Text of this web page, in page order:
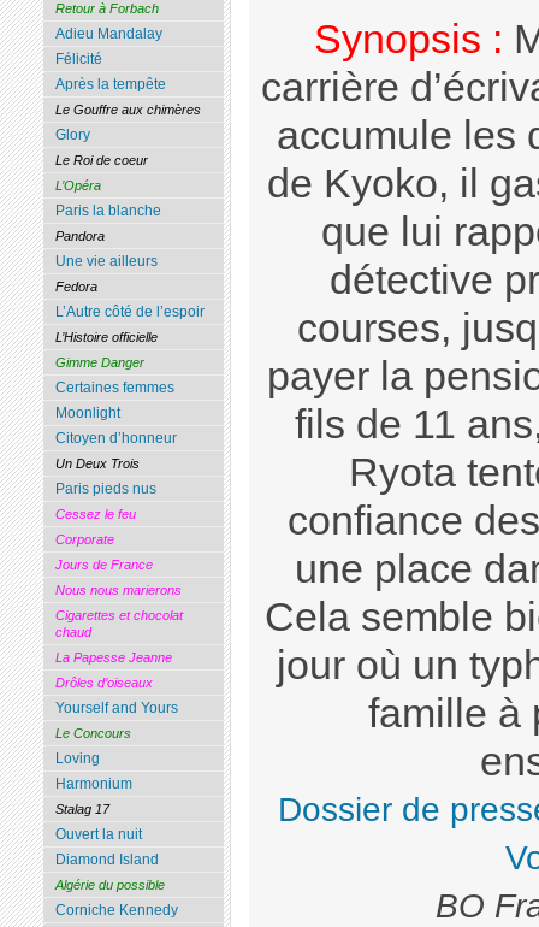
Synopsis :
carrière
accumule les
de Kyoko, il
que lui
détective
courses,
payer la
fils de 11
Ryota
confiance
une place
Cela semble
jour où un
famille à
Dossier de
BO
Retour à Forbach
Adieu Mandalay
Félicité
Après la tempête
Le Gouffre aux chimères
Glory
Le Roi de coeur
L’Opéra
Paris la blanche
Pandora
Une vie ailleurs
Fedora
L’Autre côté de l’espoir
L’Histoire officielle
Gimme Danger
Certaines femmes
Moonlight
Citoyen d’honneur
Un Deux Trois
Paris pieds nus
Cessez le feu
Corporate
Jours de France
Nous nous marierons
Cigarettes et chocolat
chaud
La Papesse Jeanne
Drôles d’oiseaux
Yourself and Yours
Le Concours
Loving
Harmonium
Stalag 17
Ouvert la nuit
Diamond Island
Algérie du possible
Corniche Kennedy